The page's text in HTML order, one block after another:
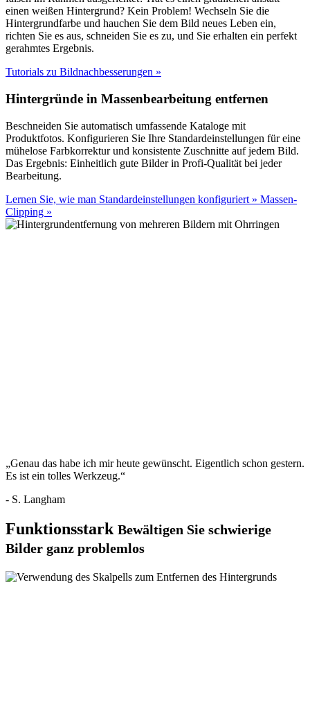
einen weißen Hintergrund? Kein Problem! Wechseln Sie die
Hintergrundfarbe und hauchen Sie dem Bild neues Leben ein,
richten Sie es aus, schneiden Sie es zu, und Sie erhalten ein perfekt
gerahmtes Ergebnis.
Tutorials zu Bildnachbesserungen »
Hintergründe in Massenbearbeitung entfernen
Beschneiden Sie automatisch umfassende Kataloge mit
Produktfotos. Konfigurieren Sie Ihre Standardeinstellungen für eine
mühelose Farbkorrektur und konsistente Zuschnitte auf jedem Bild.
Das Ergebnis: Einheitlich gute Bilder in Profi-Qualität bei jeder
Bearbeitung.
Lernen Sie, wie man Standardeinstellungen konfiguriert » Massen-
Clipping »
„Genau das habe ich mir heute gewünscht. Eigentlich schon gestern.
Es ist ein tolles Werkzeug.“
- S. Langham
Funktionsstark Bewältigen Sie schwierige
Bilder ganz problemlos